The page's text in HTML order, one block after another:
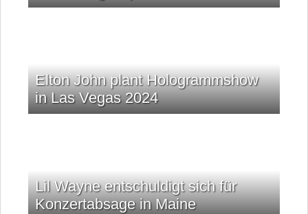
Elton John plant Hologrammshow
in Las Vegas 2024
Lil Wayne entschuldigt sich für
Konzertabsage in Maine